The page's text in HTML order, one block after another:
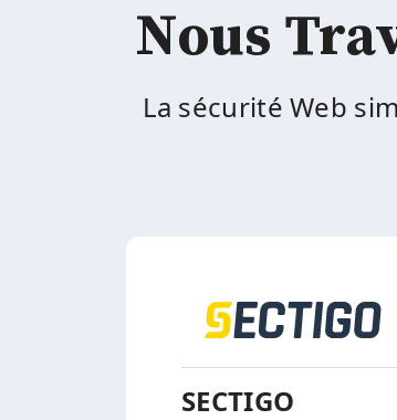
Nous
La sécurité Web
SECTIGO